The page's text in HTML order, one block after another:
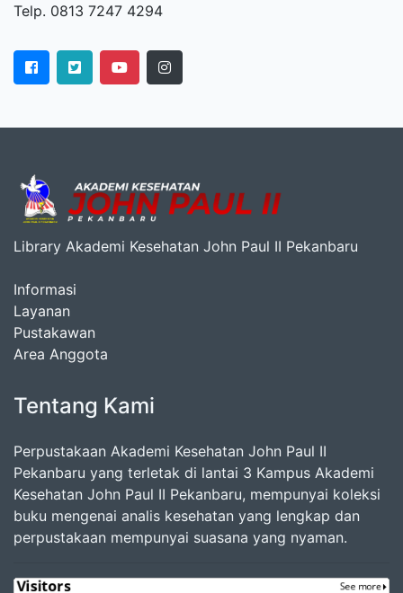
Telp. 0813 7247 4294
Library Akademi Kesehatan John Paul II Pekanbaru
Informasi
Layanan
Pustakawan
Area Anggota
Tentang Kami
Perpustakaan Akademi Kesehatan John Paul II
Pekanbaru yang terletak di lantai 3 Kampus Akademi
Kesehatan John Paul II Pekanbaru, mempunyai koleksi
buku mengenai analis kesehatan yang lengkap dan
perpustakaan mempunyai suasana yang nyaman.